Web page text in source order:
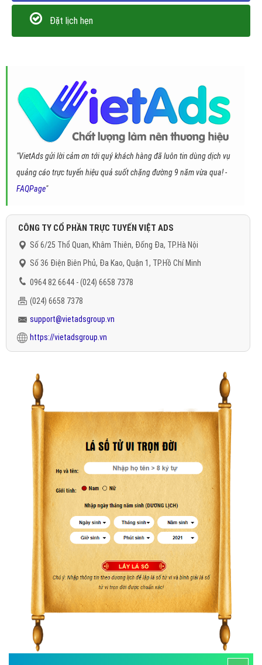
Đặt lịch hẹn
"VietAds gửi lời cảm ơn tới quý khách hàng đã luôn tin dùng dịch vụ
quảng cáo trực tuyến hiệu quả suốt chặng đường 9 năm vừa qua! -
FAQPage"
CÔNG TY CỔ PHẦN TRỰC TUYẾN VIỆT ADS
Số 6/25 Thổ Quan, Khâm Thiên, Đống Đa, TP.Hà Nội
Số 36 Điện Biên Phủ, Đa Kao, Quận 1, TP.Hồ Chí Minh
0964 82 6644 - (024) 6658 7378
(024) 6658 7378
support@vietadsgroup.vn
https://vietadsgroup.vn